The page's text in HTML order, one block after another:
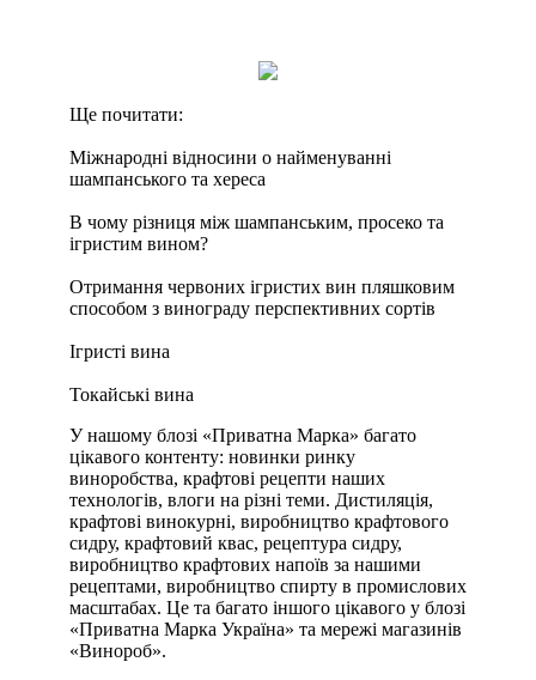
Ще почитати:
Міжнародні відносини о найменуванні
шампанського та хереса
В чому різниця між шампанським, просеко та
ігристим вином?
Отримання червоних ігристих вин пляшковим
способом з винограду перспективних сортів
Ігристі вина
Токайські вина
У нашому блозі «Приватна Марка» багато
цікавого контенту: новинки ринку
виноробства, крафтові рецепти наших
технологів, влоги на різні теми. Дистиляція,
крафтові винокурні, виробництво крафтового
сидру, крафтовий квас, рецептура сидру,
виробництво крафтових напоїв за нашими
рецептами, виробництво спирту в промислових
масштабах. Це та багато іншого цікавого у блозі
«Приватна Марка Україна» та мережі магазинів
«Винороб».